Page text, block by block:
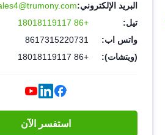
البريد الإلكتروني:
تيل:
+86 18018119117
واتس اب:
8617315220731
(ويتشات):
+86 18018119117
استفسر الآن